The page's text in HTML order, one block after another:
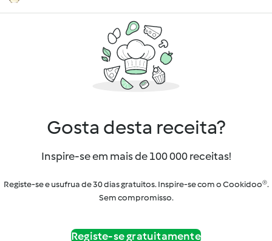
Gosta desta receita?
Inspire-se em mais de 100 000 receitas!
Registe-se e usufrua de 30 dias gratuitos. Inspire-se com o Cookidoo®.
Sem compromisso.
Registe-se gratuitamente